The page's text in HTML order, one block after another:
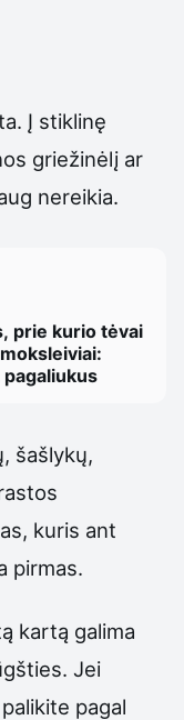
Į stiklinę
griežinėlį ar
nereikia.
prie kurio tėvai
šašlykų,
kuris ant
pirmas.
kartą galima
Jei
pagal